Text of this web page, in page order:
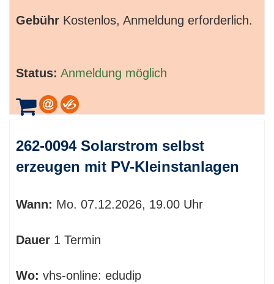
Gebühr Kostenlos, Anmeldung erforderlich.
Status: Anmeldung möglich
262-0094 Solarstrom selbst
erzeugen mit PV-Kleinstanlagen
Wann: Mo. 07.12.2026, 19.00 Uhr
Dauer 1 Termin
Wo: vhs-online: edudip